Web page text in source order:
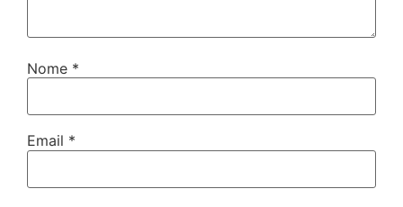
Nome *
Email *